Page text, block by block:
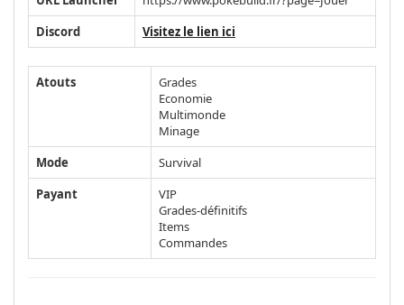
Discord
Visitez le lien ici
Atouts
Grades
Economie
Multimonde
Minage
Mode
Survival
Payant
VIP
Grades-définitifs
Items
Commandes